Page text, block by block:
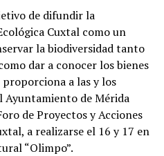
de difundir la
Cuxtal como un
la biodiversidad tanto
dar a conocer los bienes
a las y los
Ayuntamiento de Mérida
de Proyectos y Acciones
a realizarse el 16 y 17 en
“Olimpo”.